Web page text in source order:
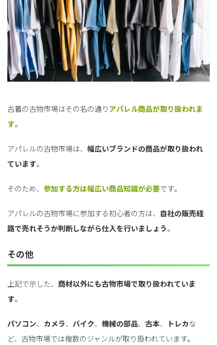
古着の古物市場はその名の通りアパレル商品が取り扱われま
す。
アパレルの古物市場は、 幅広いブランドの商品が取り扱われ
ています。
そのため、 参加する方は幅広い商品知識が必要です。
アパレルの古物市場に参加する初心者の方は、
自社の販売経
路で売れそうか判断しながら仕入を行いましょう。
その他
上記で示した、 商材以外にも古物市場で取り扱われていま
す。
パソコン、 カメラ、 バイク、 機械の部品、 古本、 トレカな
ど、古物市場では複数のジャンルが取り扱われています。